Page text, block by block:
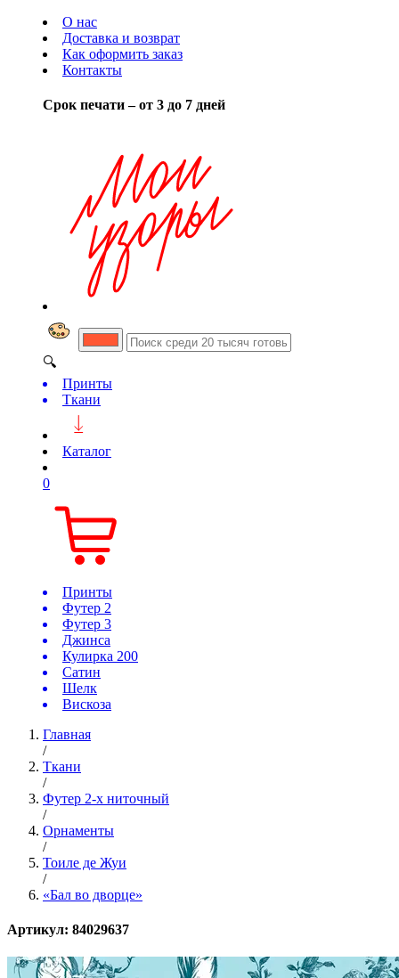
О нас
Доставка и возврат
Как оформить заказ
Контакты
Срок печати – от 3 до 7 дней
🔍
Принты
Ткани
Каталог
0
Принты
Футер 2
Футер 3
Джинса
Кулирка 200
Сатин
Шелк
Вискоза
Главная
/
Ткани
/
Футер 2-х ниточный
/
Орнаменты
/
Тоиле де Жуи
/
«Бал во дворце»
Артикул: 84029637